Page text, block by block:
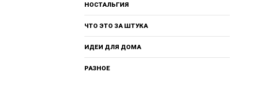
НОСТАЛЬГИЯ
ЧТО ЭТО ЗА ШТУКА
ИДЕИ ДЛЯ ДОМА
РАЗНОЕ